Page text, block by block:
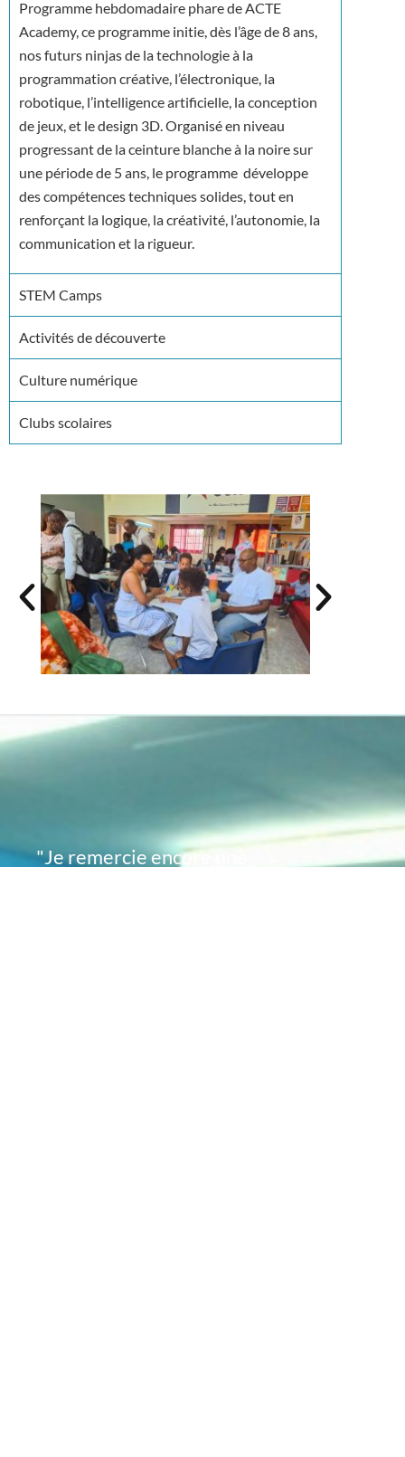
Programme hebdomadaire phare de ACTE
Academy, ce programme initie, dès l’âge de 8 ans,
nos futurs ninjas de la technologie à la
programmation créative, l’électronique, la
robotique, l’intelligence artificielle, la conception
de jeux, et le design 3D. Organisé en niveau
progressant de la ceinture blanche à la noire sur
une période de 5 ans, le programme développe
des compétences techniques solides, tout en
renforçant la logique, la créativité, l’autonomie, la
communication et la rigueur.
STEM Camps
Activités de découverte
Culture numérique
Clubs scolaires
"Je remercie encore une